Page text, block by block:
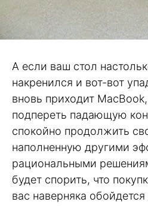
А если ваш стол
накренился и вот-вот
вновь приходит
подпереть падающую
спокойно продолжить
наполненную другими
рациональными
будет спорить, что
вас наверняка